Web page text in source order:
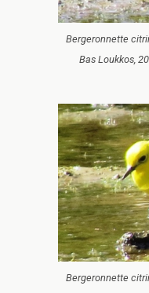
Bergeronnette
Bas Loukkos,
Bergeronnette